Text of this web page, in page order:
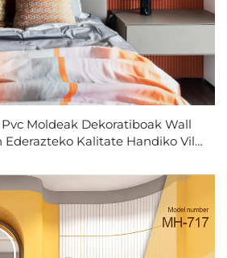
Moldeak Dekoratiboak Wall
Ederazteko Kalitate Handiko Vila